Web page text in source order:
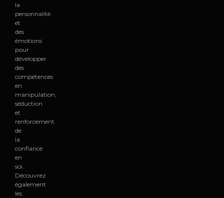
la
personnalité
et
des
émotions
pour
développer
des
compétences
en
manipulation,
séduction
et
renforcement
de
la
confiance
en
soi.
Découvrez
également
les